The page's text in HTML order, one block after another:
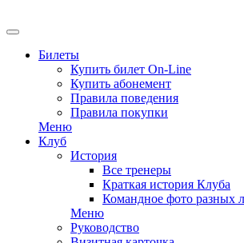
Билеты
Купить билет On-Line
Купить абонемент
Правила поведения
Правила покупки
Меню
Клуб
История
Все тренеры
Краткая история Клуба
Командное фото разных
Меню
Руководство